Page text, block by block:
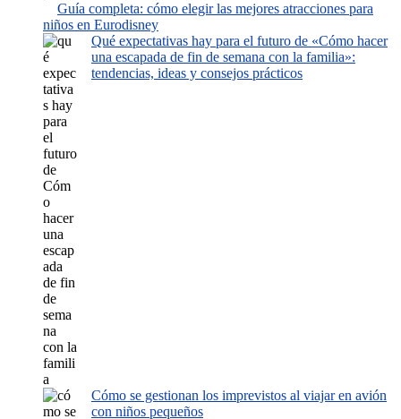
Guía completa: cómo elegir las mejores atracciones para
niños en Eurodisney
Qué expectativas hay para el futuro de «Cómo hacer
una escapada de fin de semana con la familia»:
tendencias, ideas y consejos prácticos
Cómo se gestionan los imprevistos al viajar en avión
con niños pequeños